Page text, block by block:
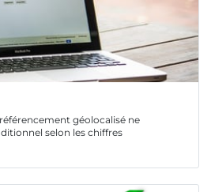
géolocalisé ne
selon les chiffres